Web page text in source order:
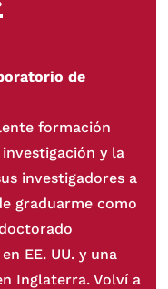
de
formación
y la
investigadores a
graduarme como
EE. UU. y una
Inglaterra. Volví a